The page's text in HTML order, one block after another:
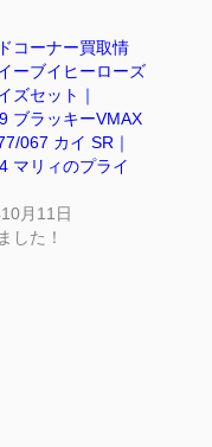
コーナー買取情
ーブイヒーローズ
ズセット｜
ブラッキーVMAX
067 カイ SR｜
マリィのプライ
月11日
した！